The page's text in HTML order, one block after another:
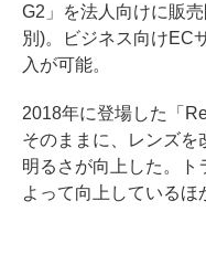
G2」を法人向けに販
別)。ビジネス向けEC
入が可能。
2018年に登場した「
そのままに、レンズを
明るさが向上した。ト
よって向上しているほ